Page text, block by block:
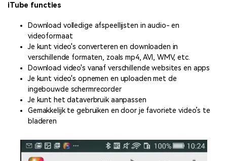
iTube functies
Download volledige afspeellijsten in audio- en
videoformaat
Je kunt video's converteren en downloaden in
verschillende formaten, zoals mp4, AVI, WMV, etc.
Download video's vanaf verschillende websites en apps
Je kunt video's opnemen en uploaden met de
ingebouwde schermrecorder
Je kunt het dataverbruik aanpassen
Gemakkelijk te gebruiken en door je favoriete video’s te
bladeren